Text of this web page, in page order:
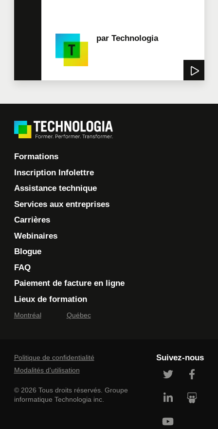
parTechnologia
Formations
Inscription Infolettre
Assistance technique
Services aux entreprises
Carrières
Webinaires
Blogue
FAQ
Paiement de facture en ligne
Lieux de formation
Montréal Québec
Politique de confidentialité
Modalités d'utilisation
© 2026 Tous droits réservés. Groupe
informatique Technologia inc.
Suivez-nous